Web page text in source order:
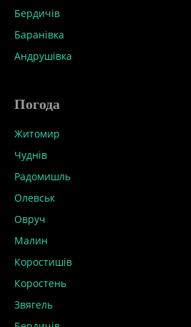
Бердичів
Баранівка
Андрушівка
Погода
Житомир
Чуднів
Радомишль
Олевськ
Овруч
Малин
Коростишів
Коростень
Звягель